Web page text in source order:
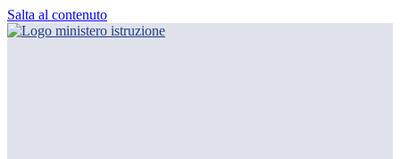
Salta al contenuto